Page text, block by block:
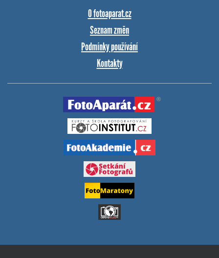
O fotoaparat.cz
Seznam změn
Podmínky používání
Kontakty